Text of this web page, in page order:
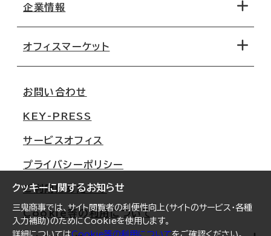
クッキーに関するお知らせ
三鬼商事では、サイト閲覧者の利便性向上(サイトのサービス・各種
入力補助)のためにCookieを使用します。
詳細についてはCookie等の利用についてをご確認ください。
地図から探す
路線・駅から探す
移転コストシミュレーション
移転スケジュール
オフィス移転Q&A
企業情報
オフィスマーケット
大阪
名古屋
札幌
仙台
横浜
お問い合わせ
KEY-PRESS
サービスオフィス
プライバシーポリシー
ご利用にあたって
Cookie等の利用について